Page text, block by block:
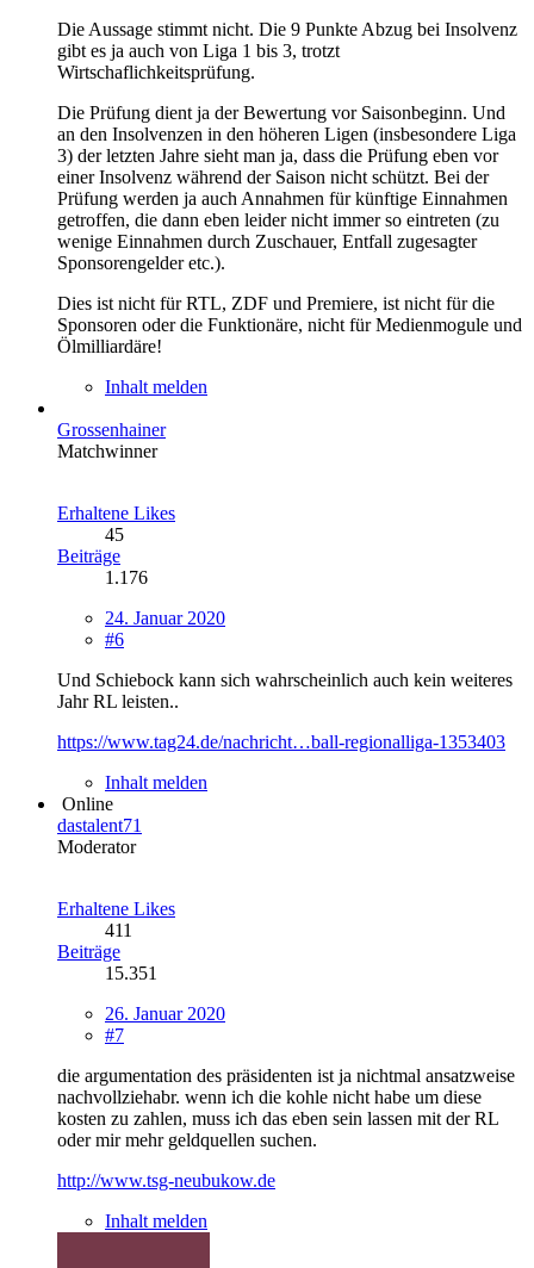
Die Aussage stimmt nicht. Die 9 Punkte Abzug bei Insolvenz
gibt es ja auch von Liga 1 bis 3, trotzt
Wirtschaflichkeitsprüfung.
Die Prüfung dient ja der Bewertung vor Saisonbeginn. Und
an den Insolvenzen in den höheren Ligen (insbesondere Liga
3) der letzten Jahre sieht man ja, dass die Prüfung eben vor
einer Insolvenz während der Saison nicht schützt. Bei der
Prüfung werden ja auch Annahmen für künftige Einnahmen
getroffen, die dann eben leider nicht immer so eintreten (zu
wenige Einnahmen durch Zuschauer, Entfall zugesagter
Sponsorengelder etc.).
Dies ist nicht für RTL, ZDF und Premiere, ist nicht für die
Sponsoren oder die Funktionäre, nicht für Medienmogule und
Ölmilliardäre!
Inhalt melden
Grossenhainer
Matchwinner
Erhaltene Likes
45
Beiträge
1.176
24. Januar 2020
#6
Und Schiebock kann sich wahrscheinlich auch kein weiteres
Jahr RL leisten..
https://www.tag24.de/nachricht…ball-regionalliga-1353403
Inhalt melden
Online
dastalent71
Moderator
Erhaltene Likes
411
Beiträge
15.351
26. Januar 2020
#7
die argumentation des präsidenten ist ja nichtmal ansatzweise
nachvollziehabr. wenn ich die kohle nicht habe um diese
kosten zu zahlen, muss ich das eben sein lassen mit der RL
oder mir mehr geldquellen suchen.
http://www.tsg-neubukow.de
Inhalt melden